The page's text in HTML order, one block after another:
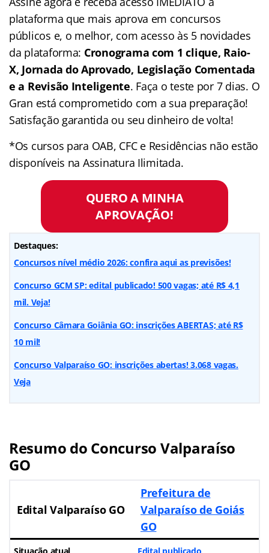
plataforma que mais aprova em concursos
públicos e, o melhor, com acesso às 5 novidades
da plataforma: Cronograma com 1 clique, Raio-
X, Jornada do Aprovado, Legislação Comentada
e a Revisão Inteligente. Faça o teste por 7 dias. O
Gran está comprometido com a sua preparação!
Satisfação garantida ou seu dinheiro de volta!
*Os cursos para OAB, CFC e Residências não estão
disponíveis na Assinatura Ilimitada.
QUERO A MINHA
APROVAÇÃO!
Destaques:
Concursos nível médio 2026: confira aqui as previsões!
Concurso GCM SP: edital publicado! 500 vagas; até R$ 4,1
mil. Veja!
Concurso Câmara Goiânia GO: inscrições ABERTAS; até R$
10 mil!
Concurso Valparaíso GO: inscrições abertas! 3.068 vagas.
Veja
Resumo do Concurso Valparaíso
GO
Edital Valparaíso GO
Prefeitura de
Valparaíso de Goiás
GO